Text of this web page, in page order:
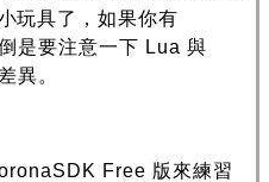
玩具了，如果你有
是要注意一下 Lua 與
異。
Free 版來練習